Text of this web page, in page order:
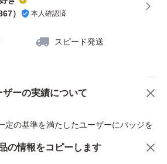
使える割引クーポンプレゼント
様には
してくれた
） 本人確認済
スピード発送
ザーの実績について
定の基準を満たしたユーザーにバッジを
商品への質問
の情報をコピーします
にオススメ